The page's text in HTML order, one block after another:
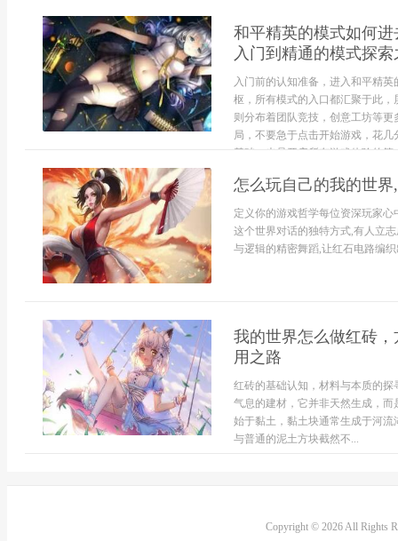
和平精英的模式如何
入门到精通的模式探索
入门前的认知准备，进入和平精
枢，所有模式的入口都汇聚于此
则分布着团队竞技，创意工坊等
局，不要急于点击开始游戏，花
基础，也是开启所有游戏体验的
怎么玩自己的我的世
定义你的游戏哲学每位资深玩家
这个世界对话的独特方式,有人立
与逻辑的精密舞蹈,让红石电路编
我的世界怎么做红砖
用之路
红砖的基础认知，材料与本质的
气息的建材，它并非天然生成，
始于黏土，黏土块通常生成于河
与普通的泥土方块截然不...
Copyright © 2026 All Rights